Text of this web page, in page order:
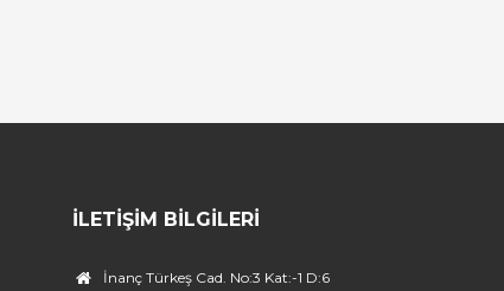
İLETIŞIM BILGILERI
İnanç Türkeş Cad. No:3 Kat:-1 D:6